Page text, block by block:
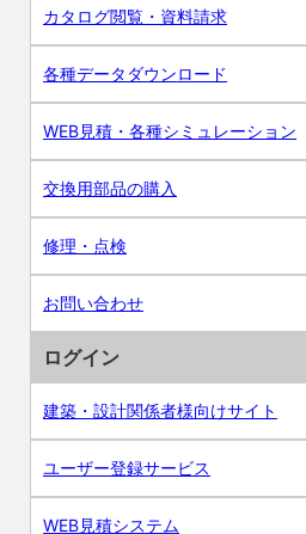
カタログ閲覧・資料請求
各種データダウンロード
WEB見積・各種シミュレーション
交換用部品の購入
修理・点検
お問い合わせ
ログイン
建築・設計関係者様向けサイト
ユーザー登録サービス
WEB見積システム